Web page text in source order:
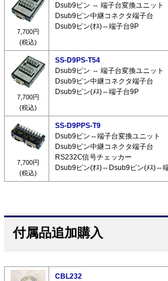
7,700円
(税込)
Dsub9ピン ⇔ 端子台変換ユニット
Dsub9ピン中継コネクタ端子台
Dsub9ピン(ｵｽ)⇔端子台9P
7,700円
(税込)
SS-D9PS-T54
Dsub9ピン ⇔ 端子台変換ユニット
Dsub9ピン中継コネクタ端子台
Dsub9ピン(ﾒｽ)⇔端子台9P
7,700円
(税込)
SS-D9PPS-T9
Dsub9ピン⇔端子台変換ユニット
Dsub9ピン中継コネクタ端子台
RS232C信号チェッカー
Dsub9ピン(ｵｽ)⇔Dsub9ピン(ﾒｽ)⇔
付属品追加購入
CBL232